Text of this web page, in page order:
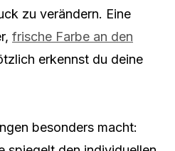
zu verändern. Eine
frische Farbe an den
erkennst du deine
besonders macht: